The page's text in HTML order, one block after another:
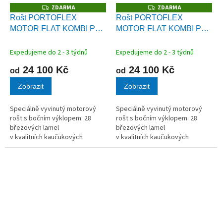
Z
D
A
R
ZDARMA
Rošt PORTOFLEX
MOTOR FLAT KOMBI P
ovládáním
Expedujeme do 2 - 3 týdnů
od 24 100 Kč
Zobrazit
Speciálně vyvinutý motorový
rošt s bočním výklopem. 28
březových lamel
v kvalitních kaučukových
pouzdrech.
Z
D
A
R
ZDARMA
Rošt PORTOFLEX
MOTOR FLAT KOMBI P
ovládáním
Expedujeme do 2 - 3 týdnů
od 24 100 Kč
Zobrazit
Speciálně vyvinutý motorový
rošt s bočním výklopem. 28
březových lamel
v kvalitních kaučukových
pouzdrech.